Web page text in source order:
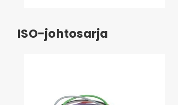
ISO-johtosarja